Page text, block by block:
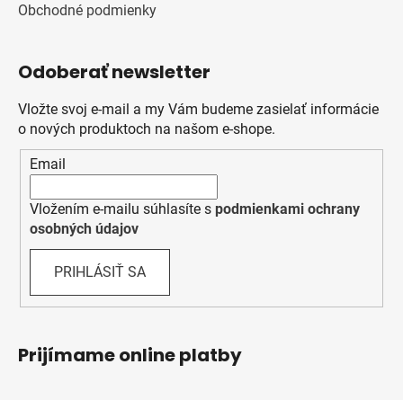
Obchodné podmienky
Odoberať newsletter
Vložte svoj e-mail a my Vám budeme zasielať informácie
o nových produktoch na našom e-shope.
Email
Vložením e-mailu súhlasíte s podmienkami ochrany
osobných údajov
PRIHLÁSIŤ SA
Prijímame online platby